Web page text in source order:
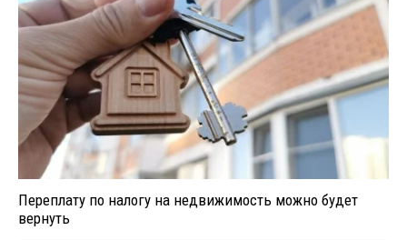
Переплату по налогу на недвижимость можно будет
вернуть